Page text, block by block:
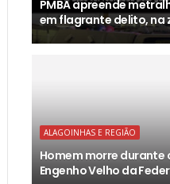
PMBA apreende
em flagrante delito, na
ALAGOINHAS E REGIÃO
Homem morre
Engenho Velho da